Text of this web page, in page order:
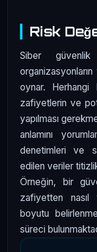
Risk
Siber güvenlik
organizasyonların
oynar. Herhangi
zafiyetlerin ve
yapılması
anlamını
denetimleri ve
edilen veriler
Örneğin, bir
zafiyetten nasıl
boyutu
süreci